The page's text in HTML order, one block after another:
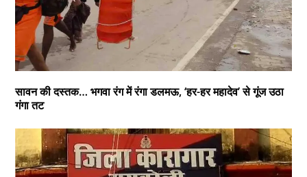
सावन की दस्तक… भगवा रंग में रंगा डलमऊ, ‘हर-हर महादेव’ से गूंज उठा
गंगा तट